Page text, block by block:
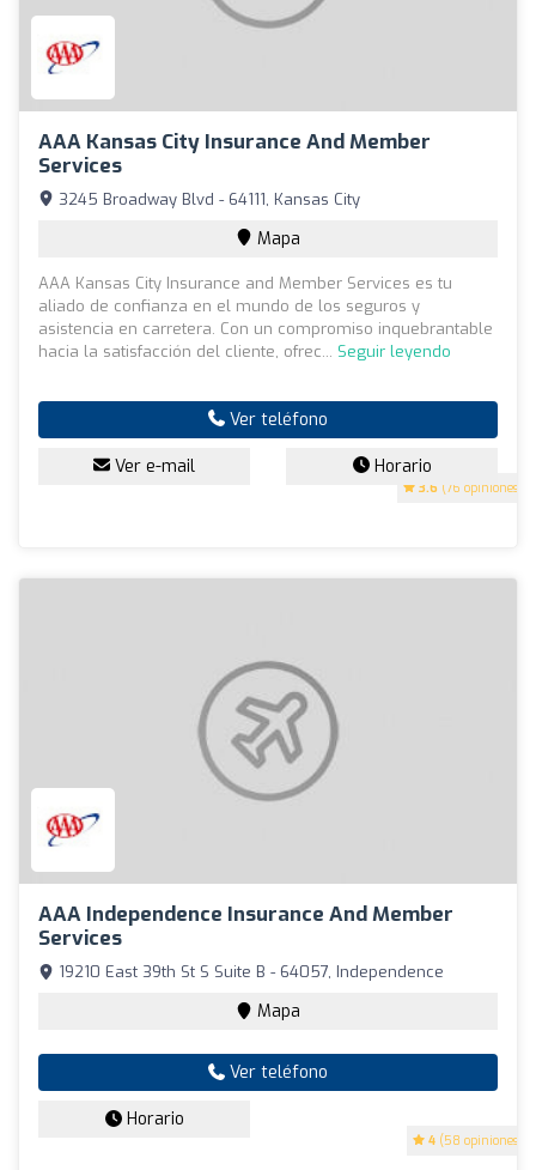
AAA Kansas City Insurance And Member
Services
3.6 (76 opiniones)
3245 Broadway Blvd - 64111, Kansas City
Mapa
AAA Kansas City Insurance and Member Services es tu
aliado de confianza en el mundo de los seguros y
asistencia en carretera. Con un compromiso inquebrantable
hacia la satisfacción del cliente, ofrec... Seguir leyendo
Ver teléfono
Ver e-mail Horario
AAA Independence Insurance And Member
Services
4 (58 opiniones)
19210 East 39th St S Suite B - 64057, Independence
Mapa
Ver teléfono
Horario